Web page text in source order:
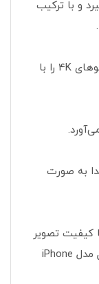
و با ترکیب
همچنین دوربین‌های جدید می‌توانند ویدئوهای 4K را با
به صورت
کیفیت تصویر
عالی را دارید این غول اپل یعنی گوشی اپل مدل iPhone